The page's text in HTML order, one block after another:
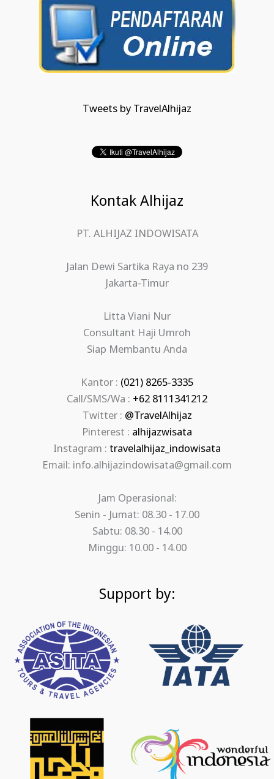
Tweets by TravelAlhijaz
Kontak Alhijaz
PT. ALHIJAZ INDOWISATA
Jalan Dewi Sartika Raya no 239
Jakarta-Timur
Litta Viani Nur
Consultant Haji Umroh
Siap Membantu Anda
Kantor : (021) 8265-3335
Call/SMS/Wa : +62 8111341212
Twitter : @TravelAlhijaz
Pinterest : alhijazwisata
Instagram : travelalhijaz_indowisata
Email: info.alhijazindowisata@gmail.com
Jam Operasional:
Senin - Jumat: 08.30 - 17.00
Sabtu: 08.30 - 14.00
Minggu: 10.00 - 14.00
Support by: